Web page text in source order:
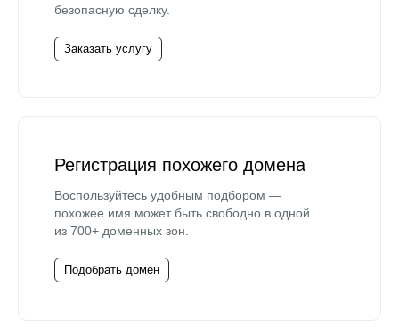
безопасную сделку.
Заказать услугу
Регистрация похожего домена
Воспользуйтесь удобным подбором —
похожее имя может быть свободно в одной
из 700+ доменных зон.
Подобрать домен